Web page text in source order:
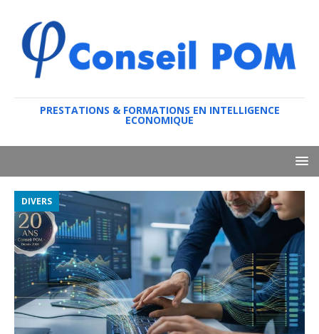
PRESTATIONS & FORMATIONS EN INTELLIGENCE
ECONOMIQUE
DIVERS